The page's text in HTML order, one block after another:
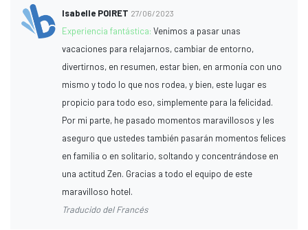
Isabelle POIRET 27/06/2023
Experiencia fantástica:Venimos a pasar unas
vacaciones para relajarnos, cambiar de entorno,
divertirnos, en resumen, estar bien, en armonía con uno
mismo y todo lo que nos rodea, y bien, este lugar es
propicio para todo eso, simplemente para la felicidad.
Por mi parte, he pasado momentos maravillosos y les
aseguro que ustedes también pasarán momentos felices
en familia o en solitario, soltando y concentrándose en
una actitud Zen. Gracias a todo el equipo de este
maravilloso hotel.
Traducido del Francés